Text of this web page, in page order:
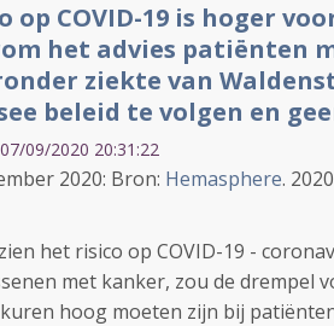
op COVID-19 is hoger
het advies patiënten
ziekte van
beleid te volgen en
09/2020 20:31:22
2020: Bron: Hemasphere.
het risico op COVID-19 -
met kanker, zou de drempel
hoog moeten zijn bij